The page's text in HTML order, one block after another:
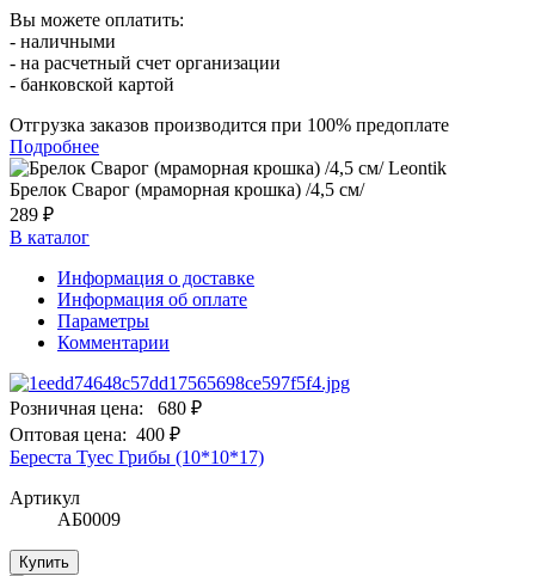
Вы можете оплатить:
- наличными
- на расчетный счет организации
- банковской картой
Отгрузка заказов производится при 100% предоплате
Подробнее
Брелок Сварог (мраморная крошка) /4,5 см/
289 ₽
В каталог
Информация о доставке
Информация об оплате
Параметры
Комментарии
Розничная цена:
680 ₽
Оптовая цена: 400 ₽
Береста Туес Грибы (10*10*17)
Артикул
АБ0009
Купить